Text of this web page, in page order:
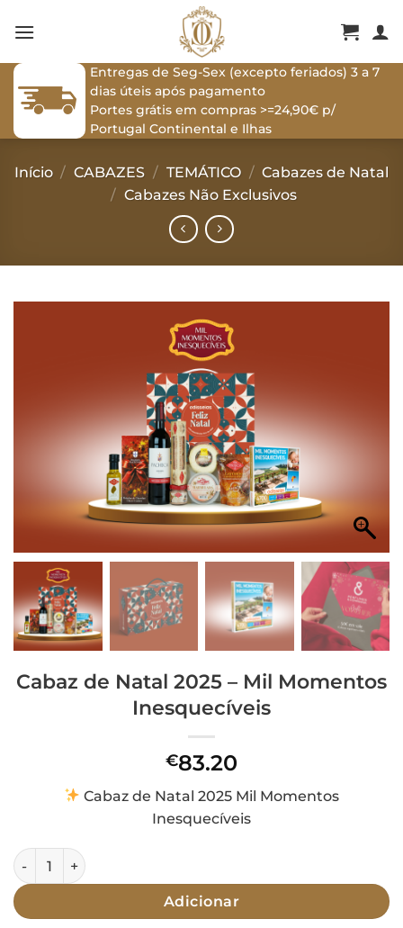
Entregas de Seg-Sex (excepto feriados) 3 a 7
dias úteis após pagamento
Portes grátis em compras >=24,90€ p/
Portugal Continental e Ilhas
Início / CABAZES / TEMÁTICO / Cabazes de Natal
/ Cabazes Não Exclusivos
Cabaz de Natal 2025 – Mil Momentos
Inesquecíveis
€83.20
Cabaz de Natal 2025 Mil Momentos
Inesquecíveis
Quantidade de Cabaz de Natal 2025 - Mil Momentos
Adicionar